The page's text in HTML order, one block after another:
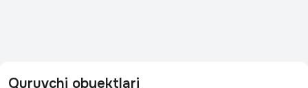
Quruvchi obyektlari